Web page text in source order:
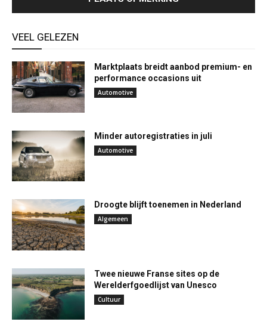
VEEL GELEZEN
Marktplaats breidt aanbod premium- en
performance occasions uit
Automotive
Minder autoregistraties in juli
Automotive
Droogte blijft toenemen in Nederland
Algemeen
Twee nieuwe Franse sites op de
Werelderfgoedlijst van Unesco
Cultuur